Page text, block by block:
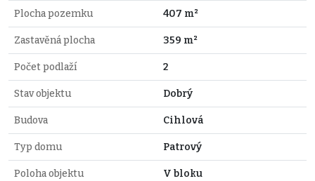
Plocha pozemku 407 m²
Zastavěná plocha 359 m²
Počet podlaží 2
Stav objektu Dobrý
Budova Cihlová
Typ domu Patrový
Poloha objektu V bloku